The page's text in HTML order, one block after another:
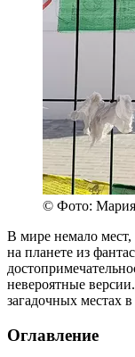
© Фото: Мария
В мире немало мест,
на планете из
невероятные
загадочных местах
Оглавление